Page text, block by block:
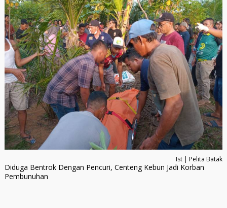
Ist | Pelita Batak
Diduga Bentrok Dengan Pencuri, Centeng Kebun Jadi Korban
Pembunuhan